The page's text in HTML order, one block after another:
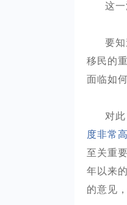
这
要
移民的
面临如
对
度非常
至关重
年以来
的意见